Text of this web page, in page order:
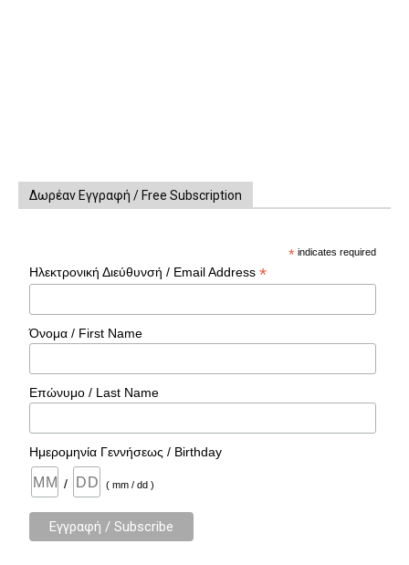
Δωρέαν Εγγραφή / Free Subscription
* indicates required
Ηλεκτρονική Διεύθυνσή / Email Address*
Όνομα / First Name
Επώνυμο / Last Name
Ημερομηνία Γεννήσεως / Birthday
/ ( mm / dd )